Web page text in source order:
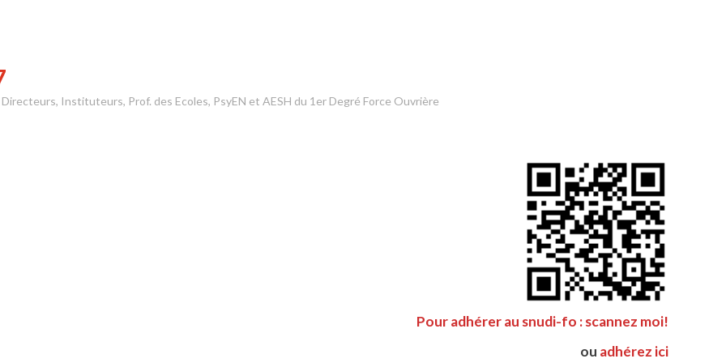
Instituteurs, Prof. des Ecoles, PsyEN et AESH du 1er Degré Force Ouvrière
Pour adhérer au snudi-fo : scannez moi!
ou adhérez ici